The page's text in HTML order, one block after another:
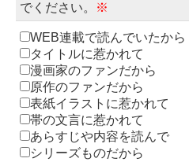
でください。
※
WEB連載で読んでいたから
タイトルに惹かれて
漫画家のファンだから
原作のファンだから
表紙イラストに惹かれて
帯の文言に惹かれて
あらすじや内容を読んで
シリーズものだから